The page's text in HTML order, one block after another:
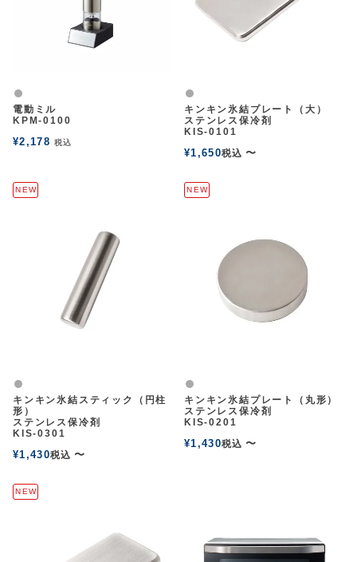
グレー
電動ミル
KPM-0100
¥2,178 税込
グレー
キンキン氷結プレート（大）
ステンレス保冷剤
KIS-0101
¥1,650税込 〜
NEW
グレー
キンキン氷結スティック（円柱
形）
ステンレス保冷剤
KIS-0301
¥1,430税込 〜
NEW
グレー
キンキン氷結プレート（丸形）
ステンレス保冷剤
KIS-0201
¥1,430税込 〜
NEW